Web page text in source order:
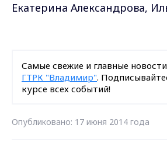
Екатерина Александрова,
Самые свежие и главные
ГТРК "Владимир".
курсе всех событий!
Опубликовано: 17 июня 2014 года